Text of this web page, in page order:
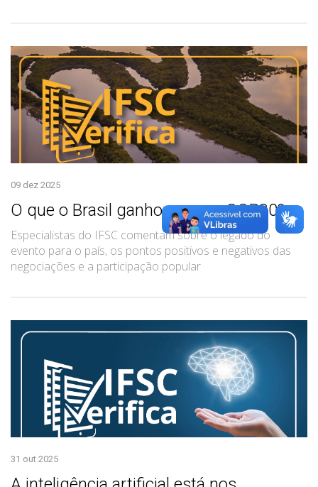
09 dez 2025
O que o Brasil ganhou com a COP30?
Especialistas do IFSC comentam sobre o legado do
evento para o país, os pontos positivos e negativos das
negociações e a participação popular
31 out 2025